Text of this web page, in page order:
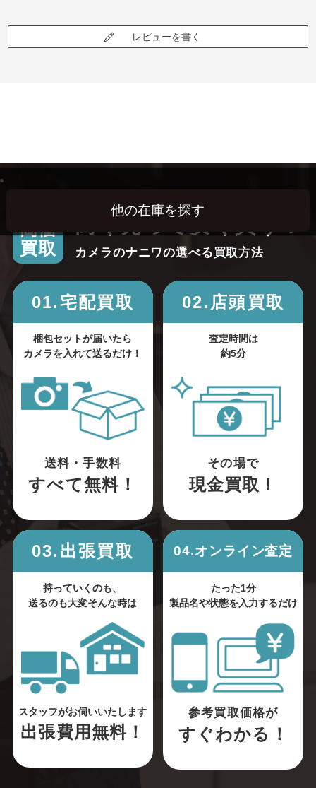
レビューを書く
高価
買取
高く売って安く買う！
カメラのナニワの選べる買取方法
01.宅配買取
梱包セットが届いたら
カメラを入れて送るだけ！
送料・手数料
すべて無料！
02.店頭買取
査定時間は
約5分
その場で
現金買取！
03.出張買取
持っていくのも、
送るのも大変そんな時は
スタッフがお伺いいたします
出張費用無料！
04.オンライン査定
たった1分
製品名や状態を入力するだけ
参考買取価格が
すぐわかる！